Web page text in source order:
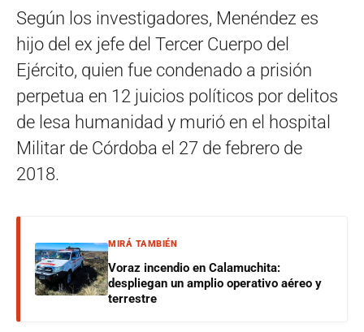
Según los investigadores, Menéndez es
hijo del ex jefe del Tercer Cuerpo del
Ejército, quien fue condenado a prisión
perpetua en 12 juicios políticos por delitos
de lesa humanidad y murió en el hospital
Militar de Córdoba el 27 de febrero de
2018.
MIRÁ TAMBIÉN
Voraz incendio en Calamuchita:
despliegan un amplio operativo aéreo y
terrestre